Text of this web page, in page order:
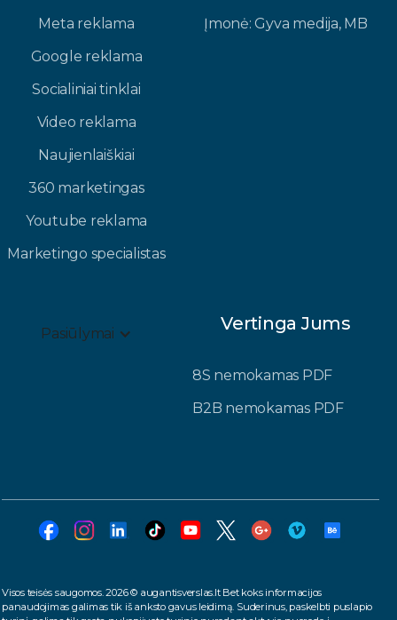
Meta reklama
Google reklama
Socialiniai tinklai
Video reklama
Naujienlaiškiai
360 marketingas
Youtube reklama
Marketingo specialistas
Įmonė: Gyva medija, MB​
Pasiūlymai Vertinga Jums
8S nemokamas PDF
B2B nemokamas PDF
Visos teisės saugomos. 2026 © augantisverslas.lt Bet koks informacijos
panaudojimas galimas tik iš anksto gavus leidimą. Suderinus, paskelbti puslapio